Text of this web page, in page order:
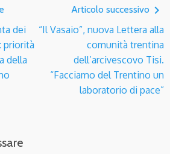
dei
priorità
della
Articolo successivo navigate_next
“Il Vasaio”, nuova Lettera alla
comunità trentina
dell’arcivescovo Tisi.
“Facciamo del Trentino un
laboratorio di pace”